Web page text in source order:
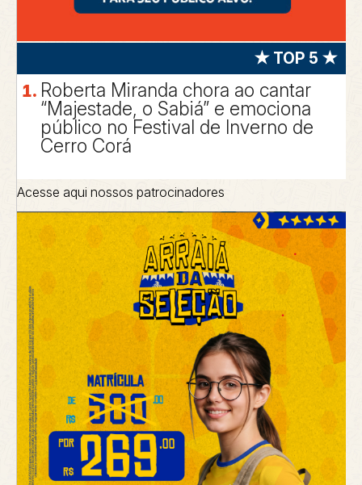
★ TOP 5 ★
Roberta Miranda chora ao cantar
“Majestade, o Sabiá” e emociona
público no Festival de Inverno de
Cerro Corá
Acesse aqui nossos patrocinadores